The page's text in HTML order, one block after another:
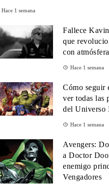
Hace 1 semana
Fallece
que
con
Hace 1 semana
Cómo seguir
ver todas las
del Universo
Hace 1 semana
Avengers:
a Doctor
enemigo
Vengadores